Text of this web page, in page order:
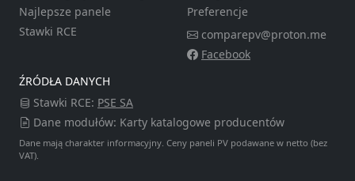
Najlepsze panele
Stawki RCE
Preferencje
comparepv@proton.me
Facebook
ŹRÓDŁA DANYCH
Stawki RCE: PSE SA
Dane modułów: Karty katalogowe producentów
Dane mają charakter informacyjny. Ceny paneli PV podawane w netto (bez
VAT).